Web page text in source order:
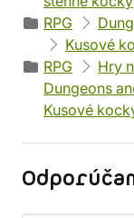
RPG
Kusové
RPG
Hry
Dungeons
Kusové